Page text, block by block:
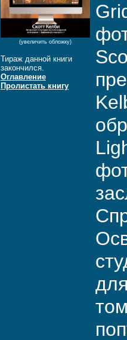
(увеличить обложку)
Тираж данной книги
закончился.
Оглавление
Пролистать книгу